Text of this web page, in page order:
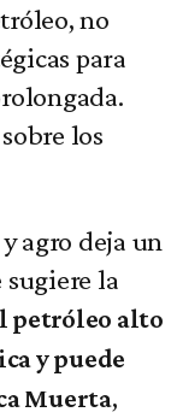
no
para
los
agro deja un
sugiere la
petróleo alto
y puede
Muerta,